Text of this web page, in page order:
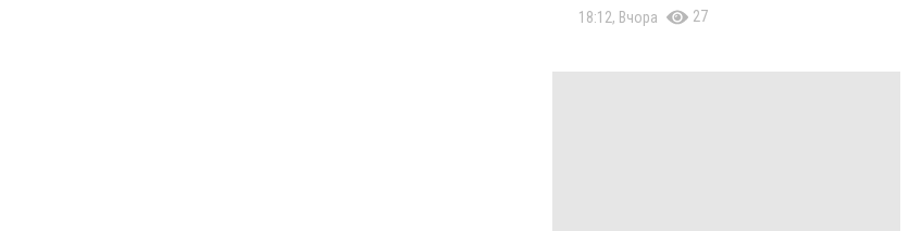
18:12, Вчора 27